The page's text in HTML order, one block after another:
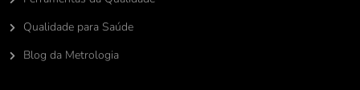
Qualidade para Saúde
Blog da Metrologia